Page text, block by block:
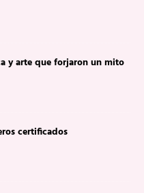
y arte que forjaron un mito
certificados